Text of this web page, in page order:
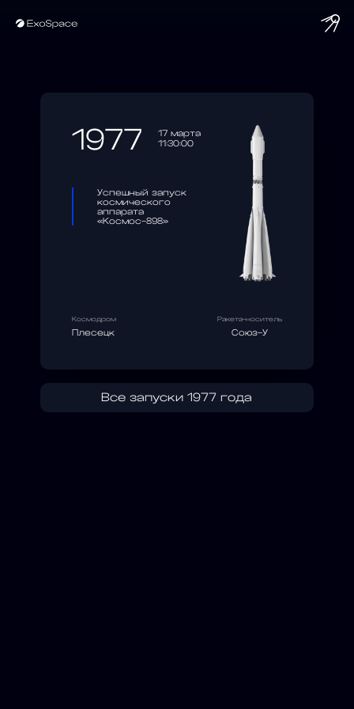
1977
17 марта
11:30:00
Успешный запуск
космического
аппарата
«Космос-898»
Космодром
Плесецк
Ракета-носитель
Союз-У
Все запуски 1977 года